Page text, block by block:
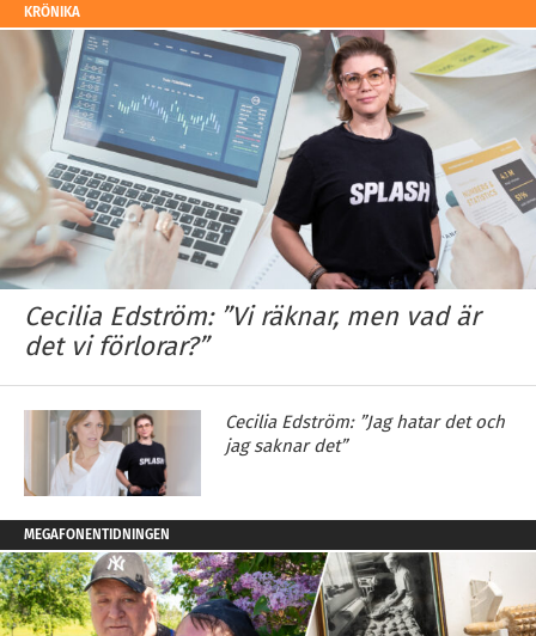
KRÖNIKA
Cecilia Edström: ”Vi räknar, men vad är
det vi förlorar?”
Cecilia Edström: ”Jag hatar det och
jag saknar det”
MEGAFONENTIDNINGEN